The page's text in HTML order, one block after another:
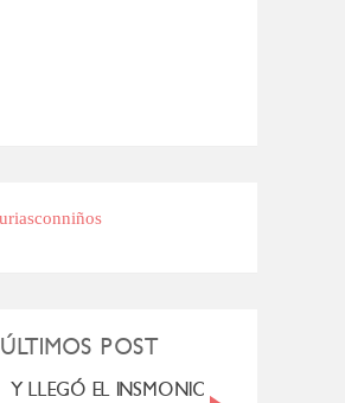
ÚLTIMOS POST
Y LLEGÓ EL INSMONIO...